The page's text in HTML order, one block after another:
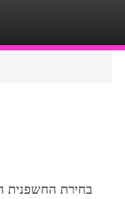
בחירת החשפנית